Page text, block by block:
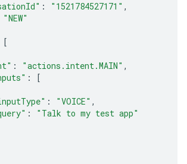
: "1521784527171" ,
"NEW"
[
: "actions.intent.MAIN" ,
:
[
: "VOICE" ,
:
"Talk to my test app"